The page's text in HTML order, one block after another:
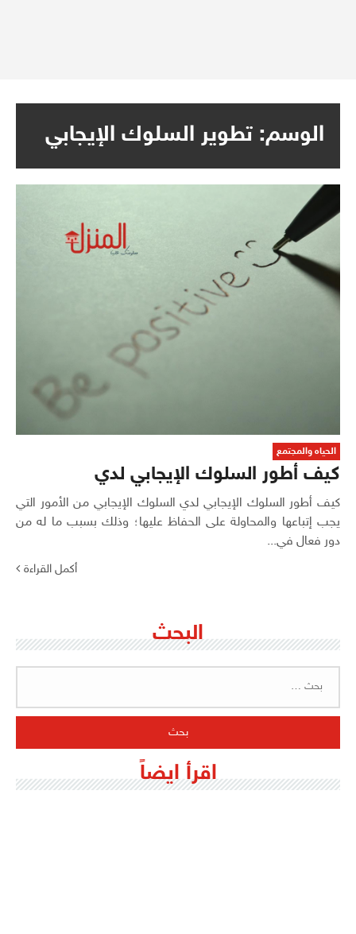
الوسم: تطوير السلوك الإيجابي
الحياه والمجتمع
كيف أطور السلوك الإيجابي لدي
كيف أطور السلوك الإيجابي لدي السلوك الإيجابي من الأمور التي
يجب إتباعها والمحاولة على الحفاظ عليها؛ وذلك بسبب ما له من
دور فعال في...
أكمل القراءة
البحث
اقرأ ايضاً